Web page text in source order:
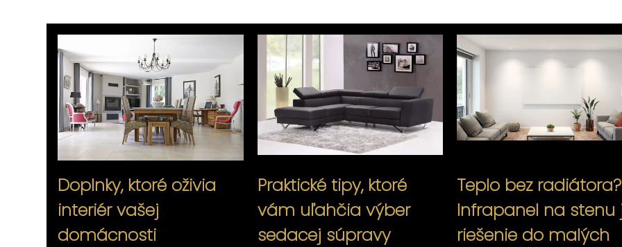
Doplnky, ktoré oživia
interiér vašej
domácnosti
Praktické tipy, ktoré
vám uľahčia výber
sedacej súpravy
Teplo bez radiátora?
Infrapanel na stenu
riešenie do malých